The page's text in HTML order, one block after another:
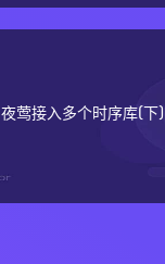
夜莺接入多个时序库(下)